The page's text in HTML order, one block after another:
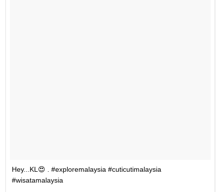
Hey...KL😍 . #exploremalaysia #cuticutimalaysia
#wisatamalaysia